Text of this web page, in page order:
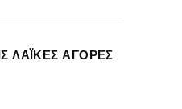
ΛΑΪΚΕΣ ΑΓΟΡΕΣ